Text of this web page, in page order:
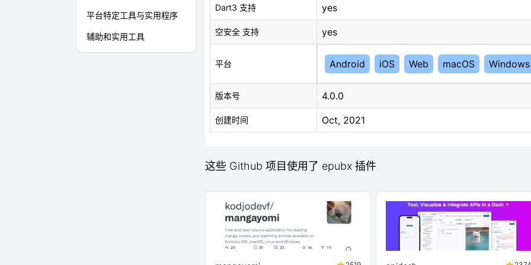
平台特定工具与实用程序
辅助和实用工具
Dart3 支持 yes
空安全 支持 yes
平台 Android iOS Web macOS Windows
版本号 4.0.0
创建时间 Oct, 2021
这些 Github 项目使用了 epubx 插件